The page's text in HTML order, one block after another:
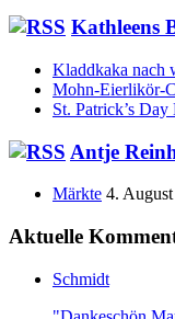
Kathleens
Kladdkaka nach
Mohn-Eierlikör-
St. Patrick’s Day
Antje
Märkte 4.
Aktuelle
Schmidt